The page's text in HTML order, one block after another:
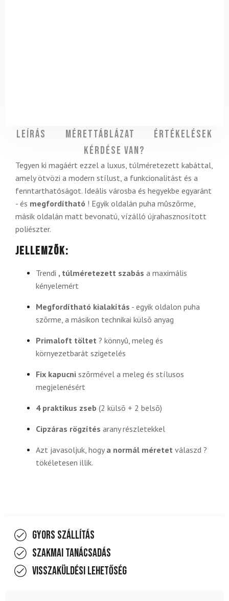
Leírás Mérettáblázat
Értékelések
Kérdése van?
Tegyen ki magáért ezzel a luxus, túlméretezett kabáttal,
amely ötvözi a modern stílust, a funkcionalitást és a
fenntarthatóságot. Ideális városba és hegyekbe egyaránt
- és megfordítható ! Egyik oldalán puha mûszõrme,
másik oldalán matt bevonatú, vízálló újrahasznosított
poliészter.
Jellemzõk:
Trendi , túlméretezett szabás a maximális
kényelemért
Megfordítható kialakítás - egyik oldalon puha
szõrme, a másikon technikai külsõ anyag
Primaloft töltet ? könnyû, meleg és
környezetbarát szigetelés
Fix kapucni szõrmével a meleg és stílusos
megjelenésért
4 praktikus zseb (2 külsõ + 2 belsõ)
Cipzáras rögzítés arany részletekkel
Azt javasoljuk, hogy a normál méretet válaszd ?
tökéletesen illik.
Gyors szállítás
Szakmai tanácsadás
Visszaküldési lehetőség